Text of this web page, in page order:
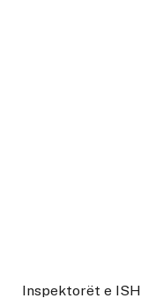
Inspektorët e